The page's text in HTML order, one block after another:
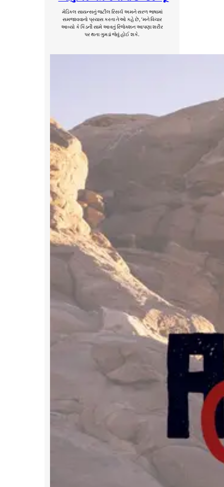
મેડિકલ સાયન્સનું જટીલ રિસર્ચ અમને સરળ ભાષામાં
સમજાવવાનો પ્રયાસ કરતા તેઓ કહે છે, ‘મને વિચાર
આવ્યો કે કિડની સામે આવતું રિજેક્શન આપણા શરીર
પર થતા ગુમડાં જેવું હોઈ શકે.